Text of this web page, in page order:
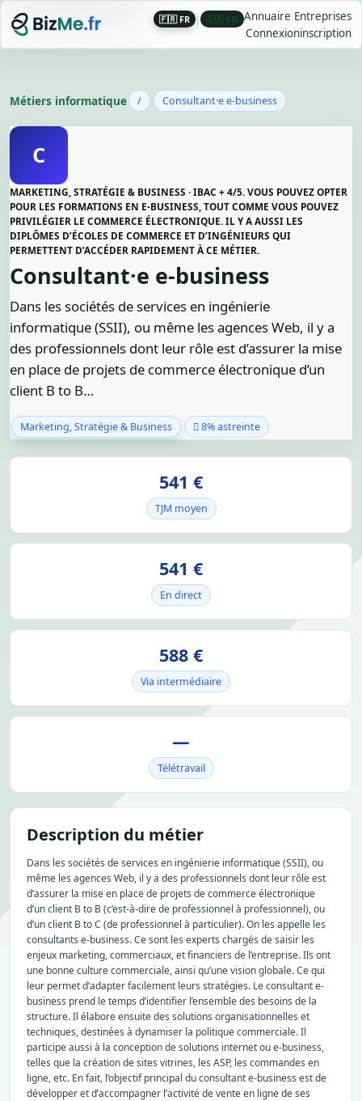
🇫🇷 FR |
Annuaire Entreprises
Connexioninscription
Métiers informatique / Consultant·e e-business
C
MARKETING, STRATÉGIE & BUSINESS · IBAC + 4/5. VOUS POUVEZ OPTER
POUR LES FORMATIONS EN E-BUSINESS, TOUT COMME VOUS POUVEZ
PRIVILÉGIER LE COMMERCE ÉLECTRONIQUE. IL Y A AUSSI LES
DIPLÔMES D’ÉCOLES DE COMMERCE ET D’INGÉNIEURS QUI
PERMETTENT D’ACCÉDER RAPIDEMENT À CE MÉTIER.
Consultant·e e-business
Dans les sociétés de services en ingénierie
informatique (SSII), ou même les agences Web, il y a
des professionnels dont leur rôle est d’assurer la mise
en place de projets de commerce électronique d’un
client B to B…
Marketing, Stratégie & Business 8% astreinte
541 €
TJM moyen
541 €
En direct
588 €
Via intermédiaire
—
Télétravail
Description du métier
Dans les sociétés de services en ingénierie informatique (SSII), ou
même les agences Web, il y a des professionnels dont leur rôle est
d’assurer la mise en place de projets de commerce électronique
d’un client B to B (c’est-à-dire de professionnel à professionnel), ou
d’un client B to C (de professionnel à particulier). On les appelle les
consultants e-business. Ce sont les experts chargés de saisir les
enjeux marketing, commerciaux, et financiers de l’entreprise. Ils ont
une bonne culture commerciale, ainsi qu’une vision globale. Ce qui
leur permet d’adapter facilement leurs stratégies. Le consultant e-
business prend le temps d’identifier l’ensemble des besoins de la
structure. Il élabore ensuite des solutions organisationnelles et
techniques, destinées à dynamiser la politique commerciale. Il
participe aussi à la conception de solutions internet ou e-business,
telles que la création de sites vitrines, les ASP, les commandes en
ligne, etc. En fait, l’objectif principal du consultant e-business est de
développer et d’accompagner l’activité de vente en ligne de ses